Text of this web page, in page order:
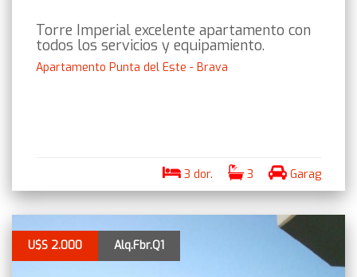
Torre Imperial excelente apartamento con
todos los servicios y equipamiento.
Apartamento Punta del Este - Brava
3 dor. 3 Garag
U$S 2.000 Alq.Fbr.Q1